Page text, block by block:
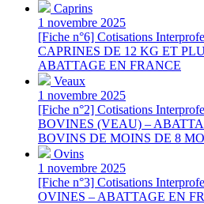
Caprins
1 novembre 2025
[Fiche n°6] Cotisations
CAPRINES DE 12 KG ET
ABATTAGE EN FRANCE
Veaux
1 novembre 2025
[Fiche n°2] Cotisations
BOVINES (VEAU) –
BOVINS DE MOINS DE 8
Ovins
1 novembre 2025
[Fiche n°3] Cotisations
OVINES – ABATTAGE EN